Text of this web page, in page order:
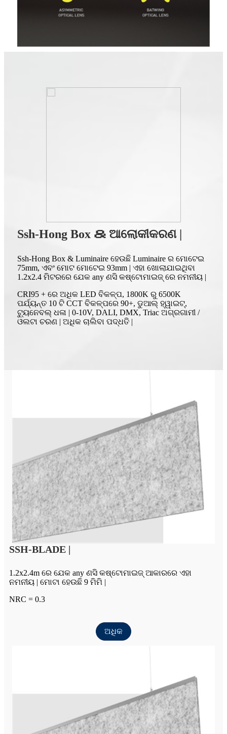
Ssh-Hong Box ＆ ଆଲୋକୀକରଣ |
Ssh-Hong Box & Luminaire ହେଉଛି Luminaire ର ମୋଟେଇ
75mm, ଏବଂ ମୋଟ ମୋଟେଇ 93mm | ଏହା ଖୋଲାଯାଇଥିବା
1.2x2.4 ମିଟରରେ ଯେକ any ଣସି କଷ୍ଟୋମାଇଜ୍ ରେ ନମନୀୟ |
CRI95 + ରେ ଅଧିକ LED ବିକଳ୍ପ, 1800K ରୁ 6500K
ପର୍ଯ୍ୟନ୍ତ 10 ଟି CCT ବିକଳ୍ପରେ 90+, ଡୁଆଲ୍ ହ୍ୱାଇଟ୍,
ଟ୍ୟୁନେବଲ୍ ଧଳା | 0-10V, DALI, DMX, Triac ଅଗ୍ରଗାମୀ /
ଓଲଟା ଚରଣ | ଅଧିକ ଚାଲିବା ପଦ୍ଧତି |
SSH-BLADE |
1.2x2.4m ରେ ଯେକ any ଣସି କଷ୍ଟୋମାଇଜ୍ ଆକାରରେ ଏହା
ନମନୀୟ | ମୋଟା ହେଉଛି 9 ମିମି |
NRC = 0.3
ଅଧିକ